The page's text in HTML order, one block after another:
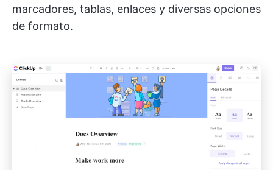
marcadores, tablas, enlaces y diversas opciones
de formato.